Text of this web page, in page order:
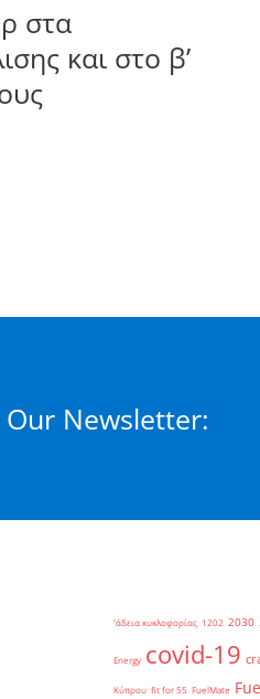
στα
και στο β’
Newsletter:
'άδεια κυκλοφορίας 1202 2030
Energy covid-19
Κύπρου fit for 55 FuelMate